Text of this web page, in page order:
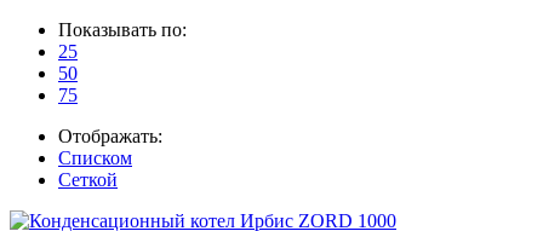
Показывать по:
25
50
75
Отображать:
Списком
Сеткой